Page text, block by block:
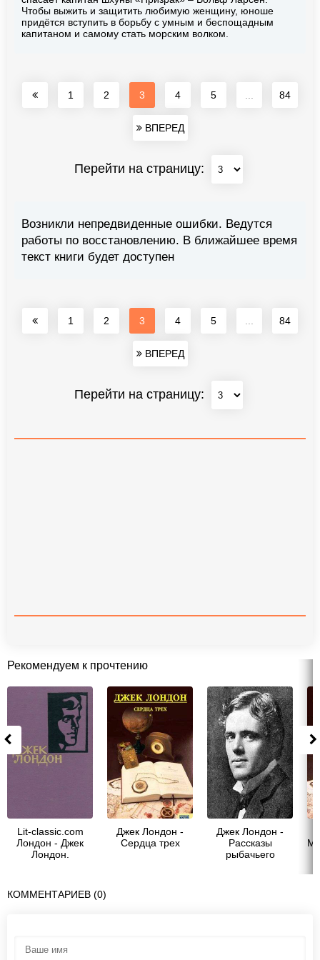
Чтобы выжить и защитить любимую женщину, юноше
придётся вступить в борьбу с умным и беспощадным
капитаном и самому стать морским волком.
1 2 3 4 5 84
ВПЕРЕД
Перейти на страницу:
Возникли непредвиденные ошибки. Ведутся
работы по восстановлению. В ближайшее время
текст книги будет доступен
1 2 3 4 5 84
ВПЕРЕД
Перейти на страницу:
Рекомендуем к прочтению
Lit-classic.com
Лондон - Джек
Лондон.
томах. Том 3
Джек Лондон -
Cердца трех
Джек Лондон -
Рассказы
рыбачьего
КОММЕНТАРИЕВ (0)